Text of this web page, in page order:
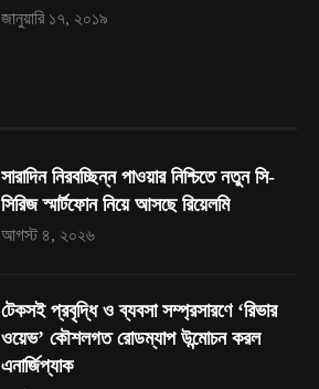
জানুয়ারি ১৭, ২০১৯
সারাদিন নিরবচ্ছিন্ন পাওয়ার নিশ্চিতে নতুন সি-
সিরিজ স্মার্টফোন নিয়ে আসছে রিয়েলমি
আগস্ট ৪, ২০২৬
টেকসই প্রবৃদ্ধি ও ব্যবসা সম্প্রসারণে ‘রিভার
ওয়েভ’ কৌশলগত রোডম্যাপ উন্মোচন করল
এনার্জিপ্যাক